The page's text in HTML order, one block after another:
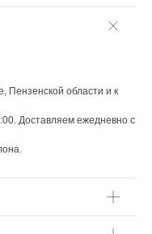
Пензенской области и к
Доставляем ежедневно с